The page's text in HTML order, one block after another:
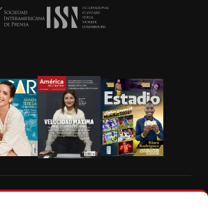
de todos los contenidos de Vistazo.com.